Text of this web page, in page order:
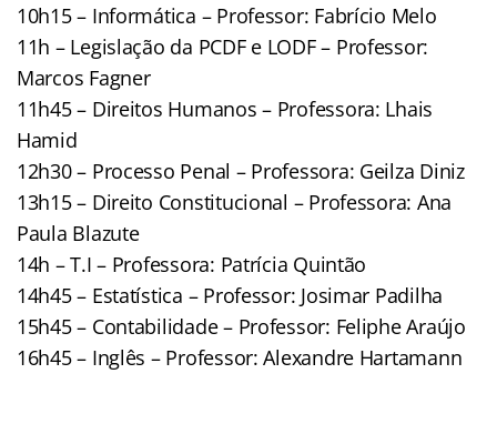
10h15 – Informática – Professor: Fabrício Melo
11h – Legislação da PCDF e LODF – Professor:
Marcos Fagner
11h45 – Direitos Humanos – Professora: Lhais
Hamid
12h30 – Processo Penal – Professora: Geilza Diniz
13h15 – Direito Constitucional – Professora: Ana
Paula Blazute
14h – T.I – Professora: Patrícia Quintão
14h45 – Estatística – Professor: Josimar Padilha
15h45 – Contabilidade – Professor: Feliphe Araújo
16h45 – Inglês – Professor: Alexandre Hartamann